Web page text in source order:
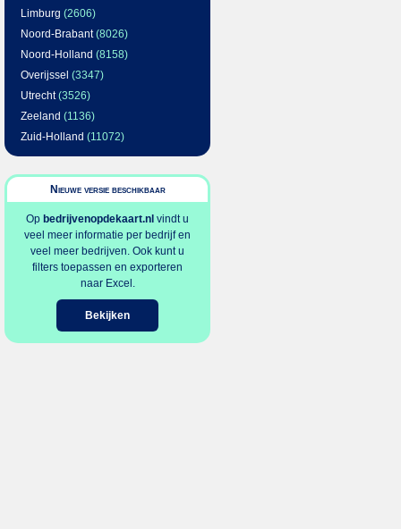
Limburg (2606)
Noord-Brabant(8026)
Noord-Holland (8158)
Overijssel (3347)
Utrecht(3526)
Zeeland (1136)
Zuid-Holland (11072)
Nieuwe versie beschikbaar
Op bedrijvenopdekaart.nl vindt u
veel meer informatie per bedrijf en
veel meer bedrijven. Ook kunt u
filters toepassen en exporteren
naar Excel.
Bekijken